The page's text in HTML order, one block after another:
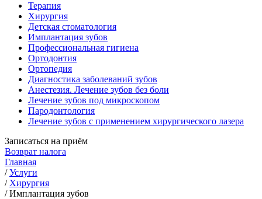
Терапия
Хирургия
Детская стоматология
Имплантация зубов
Профессиональная гигиена
Ортодонтия
Ортопедия
Диагностика заболеваний зубов
Анестезия. Лечение зубов без боли
Лечение зубов под микроскопом
Пародонтология
Лечение зубов с применением хирургического лазера
Записаться на приём
Возврат налога
Главная
/ Услуги
/ Хирургия
/ Имплантация зубов